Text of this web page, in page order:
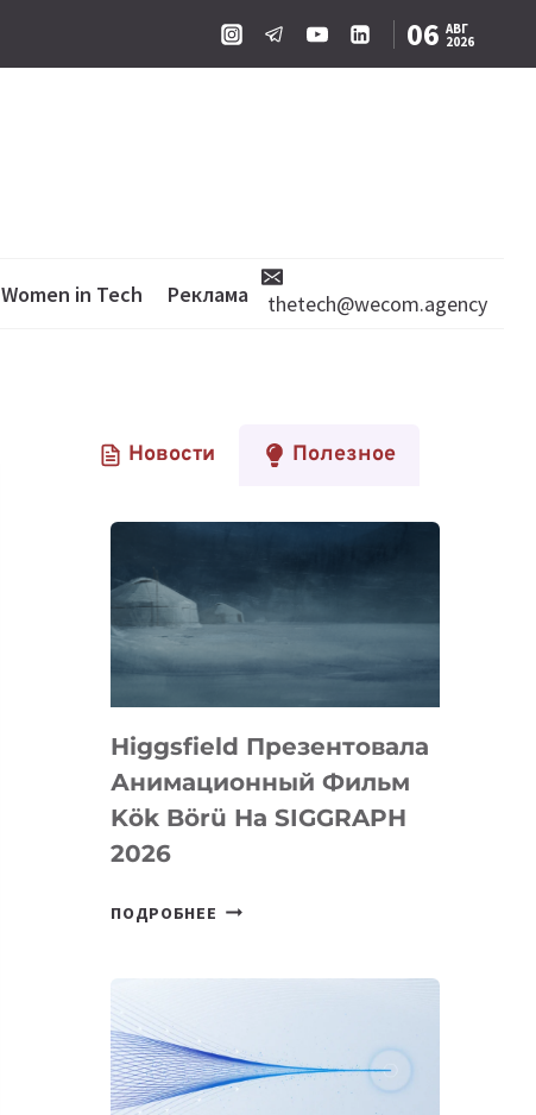
06 АВГ
2026
Women in Tech Реклама thetech@wecom.agency
Новости Полезное
Higgsfield Презентовала
Анимационный Фильм
Kök Börü На SIGGRAPH
2026
ПОДРОБНЕЕ HIGGSFIELD
BÖRÜ
НА